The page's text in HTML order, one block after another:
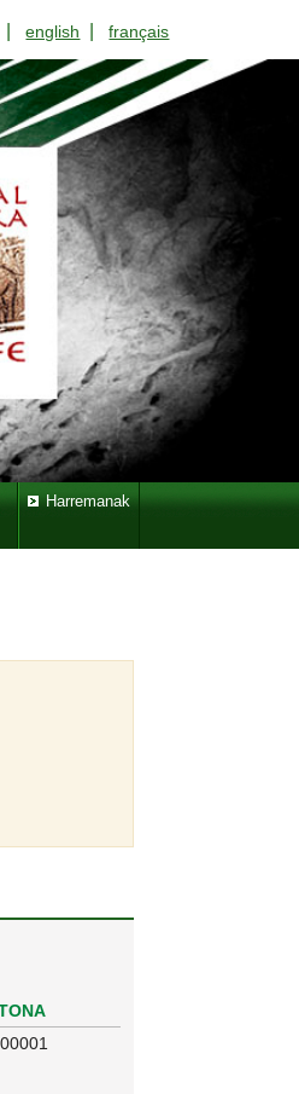
|english |français
Harremanak